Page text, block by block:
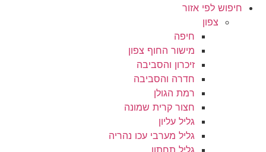
חיפוש לפי אזור
צפון
חיפה
מישור החוף צפון
זיכרון והסביבה
חדרה והסביבה
רמת הגולן
חצור קרית שמונה
גליל עליון
גליל מערבי עכו נהריה
גליל תחתון